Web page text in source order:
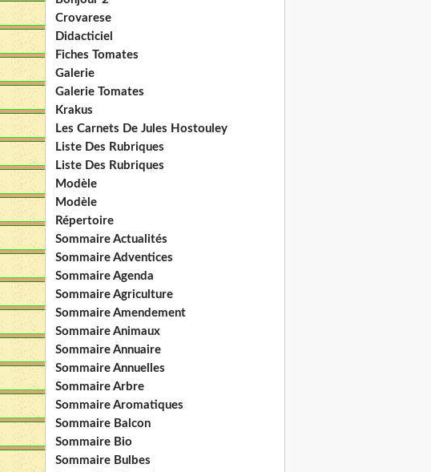
Crovarese
Didacticiel
Fiches Tomates
Galerie
Galerie Tomates
Krakus
Les Carnets De Jules Hostouley
Liste Des Rubriques
Liste Des Rubriques
Modèle
Modèle
Répertoire
Sommaire Actualités
Sommaire Adventices
Sommaire Agenda
Sommaire Agriculture
Sommaire Amendement
Sommaire Animaux
Sommaire Annuaire
Sommaire Annuelles
Sommaire Arbre
Sommaire Aromatiques
Sommaire Balcon
Sommaire Bio
Sommaire Bulbes